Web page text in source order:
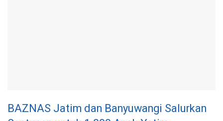
BAZNAS Jatim dan Banyuwangi Salurkan